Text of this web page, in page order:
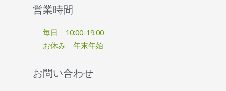
営業時間
毎日 10:00-19:00
お休み 年末年始
お問い合わせ